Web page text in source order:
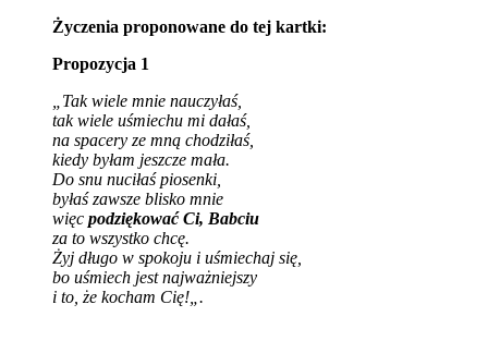
Życzenia proponowane do tej kartki:
Propozycja 1
„Tak wiele mnie nauczyłaś,
tak wiele uśmiechu mi dałaś,
na spacery ze mną chodziłaś,
kiedy byłam jeszcze mała.
Do snu nuciłaś piosenki,
byłaś zawsze blisko mnie
więc podziękować Ci, Babciu
za to wszystko chcę.
Żyj długo w spokoju i uśmiechaj się,
bo uśmiech jest najważniejszy
i to, że kocham Cię! „.